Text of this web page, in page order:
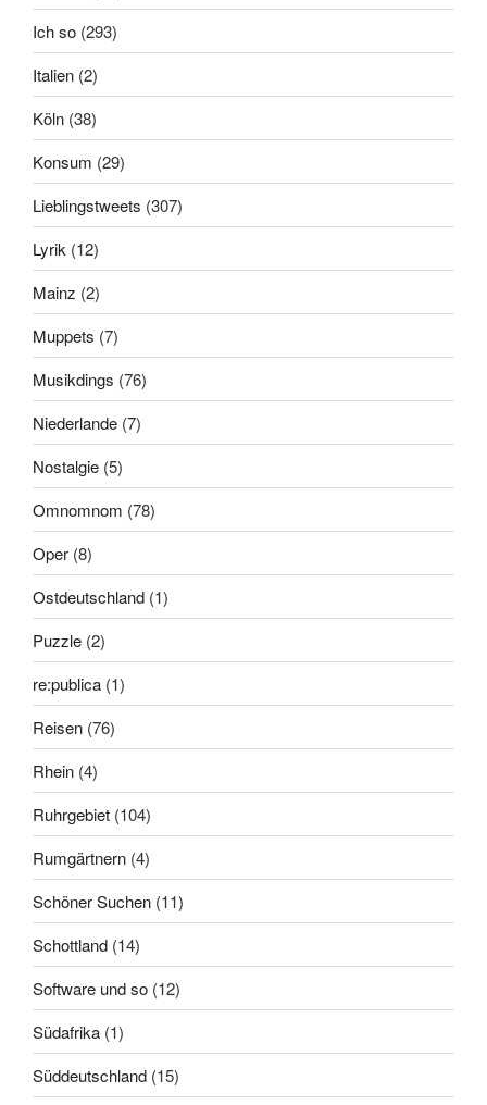
Ich so (293)
Italien (2)
Köln (38)
Konsum (29)
Lieblingstweets (307)
Lyrik (12)
Mainz (2)
Muppets (7)
Musikdings (76)
Niederlande (7)
Nostalgie (5)
Omnomnom (78)
Oper (8)
Ostdeutschland (1)
Puzzle (2)
re:publica (1)
Reisen (76)
Rhein (4)
Ruhrgebiet (104)
Rumgärtnern (4)
Schöner Suchen (11)
Schottland (14)
Software und so (12)
Südafrika (1)
Süddeutschland (15)